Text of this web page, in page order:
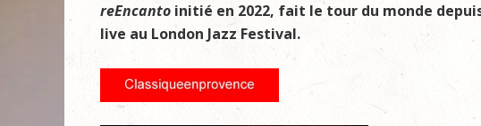
reEncanto initié en 2022, fait le tour du monde
live au London Jazz Festival.